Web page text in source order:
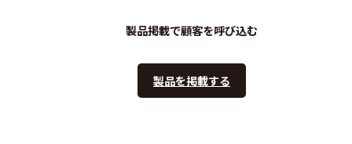
製品掲載で顧客を呼び込む
製品を掲載する